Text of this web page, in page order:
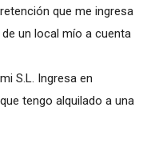
que me ingresa
un local mío a cuenta
S.L. Ingresa en
tengo alquilado a una